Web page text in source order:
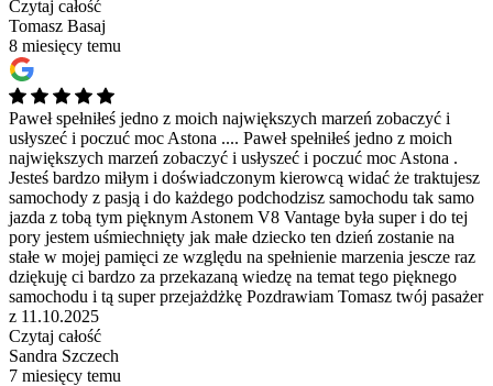
Czytaj całość
Tomasz Basaj
8 miesięcy temu
Paweł spełniłeś jedno z moich największych marzeń zobaczyć i
usłyszeć i poczuć moc Astona .... Paweł spełniłeś jedno z moich
największych marzeń zobaczyć i usłyszeć i poczuć moc Astona .
Jesteś bardzo miłym i doświadczonym kierowcą widać że traktujesz
samochody z pasją i do każdego podchodzisz samochodu tak samo
jazda z tobą tym pięknym Astonem V8 Vantage była super i do tej
pory jestem uśmiechnięty jak małe dziecko ten dzień zostanie na
stałe w mojej pamięci ze względu na spełnienie marzenia jescze raz
dziękuję ci bardzo za przekazaną wiedzę na temat tego pięknego
samochodu i tą super przejażdżkę Pozdrawiam Tomasz twój pasażer
z 11.10.2025
Czytaj całość
Sandra Szczech
7 miesięcy temu